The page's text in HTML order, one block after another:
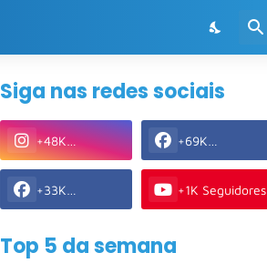
Siga nas redes sociais
+48K
Seguidores
+69K
Seguidores
+33K
Seguidores
+1K Seguidores
Top 5 da semana